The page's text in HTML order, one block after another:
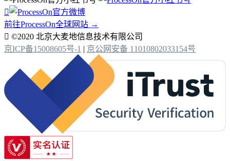

前往ProcessOn全球网站 →
 ©2020 北京大麦地信息技术有限公司
京ICP备15008605号-1 | 京公网安备 11010802033154号